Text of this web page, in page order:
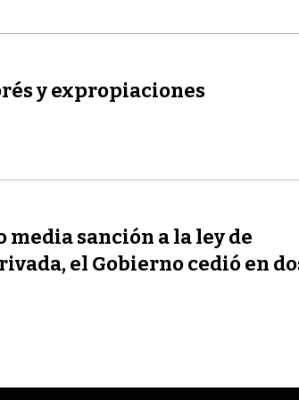
y expropiaciones
media sanción a la ley de
el Gobierno cedió en